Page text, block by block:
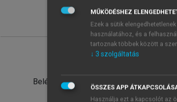
Belépés intézményi azonosítóval
MŰKÖDÉSHEZ
Ezek a sütik
használatához, és a
tartoznak többek között a
↓ 3 szolgáltatás
ÖSSZES APP
Használja ezt a kapcsolót az